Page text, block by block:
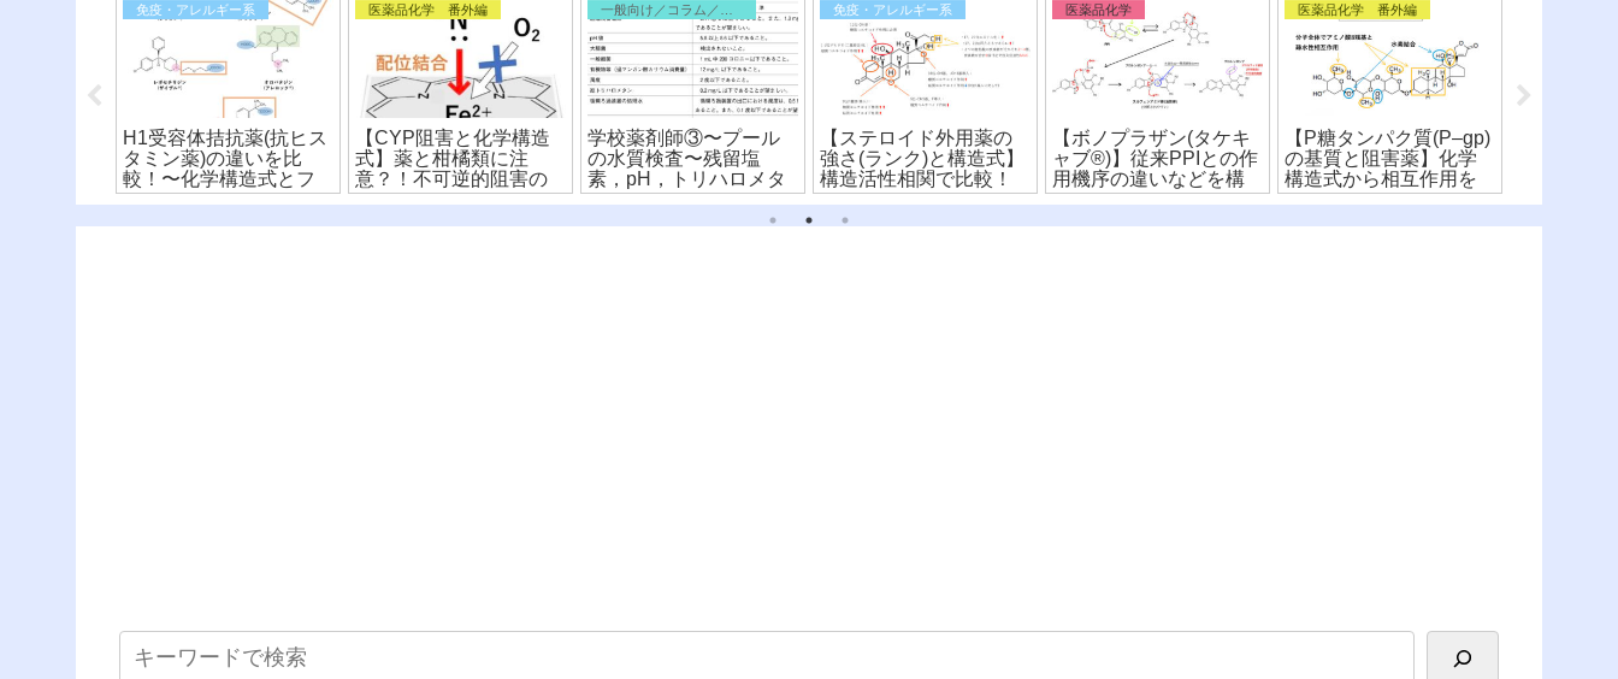
免疫・アレルギー系
H1受容体拮抗薬(抗ヒス
タミン薬)の違いを比
較！〜化学構造式とフ
ァーマコフォア〜(※有
医薬品化学 番外編
【CYP阻害と化学構造
式】薬と柑橘類に注
意？！不可逆的阻害の
メカニズムを解説！
学校薬剤師③〜プール
の水質検査〜残留塩
素，pH，トリハロメタ
ン，細菌
免疫・アレルギー系
【ステロイド外用薬の
強さ(ランク)と構造式】
構造活性相関で比較！
医薬品化学
【ボノプラザン(タケキ
ャブ®︎)】従来PPIとの作
用機序の違いなどを構
造式から比較！
医薬品化学 番外編
【P糖タンパク質(P–gp)
の基質と阻害薬】化学
構造式から相互作用を
比較！